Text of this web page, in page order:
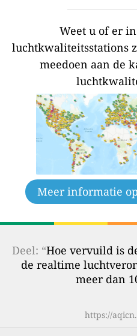
Weet u of er
luchtkwaliteitsstations
meedoen aan de
Meer informatie op
Deel: “Hoe vervuild is
de realtime
meer dan
https://